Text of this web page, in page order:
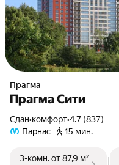
Прагма
Прагма Сити
Сдан•комфорт•4.7 (837)
Парнас
15 мин.
3-комн.от 87,9 м²